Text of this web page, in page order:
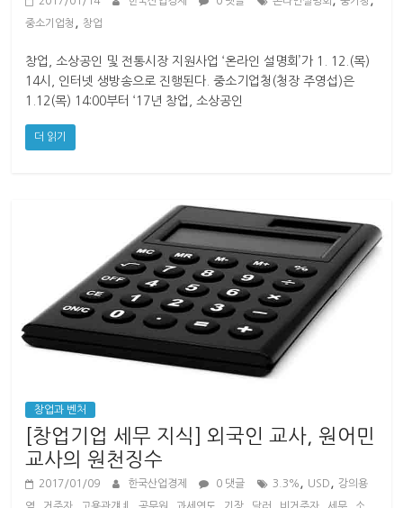
중소기업청 창업
창업, 소상공인 및 전통시장 지원사업 ‘온라인 설명회’가 1. 12.(목)
14시, 인터넷 생방송으로 진행된다. 중소기업청(청장 주영섭)은
1.12(목) 14:00부터 ‘17년 창업, 소상공인
더 읽기
창업과 벤처
[창업기업 세무 지식] 외국인 교사, 원어민
교사의 원천징수
2017/01/09 한국산업경제 0 댓글 3.3% , USD , 강의용
,